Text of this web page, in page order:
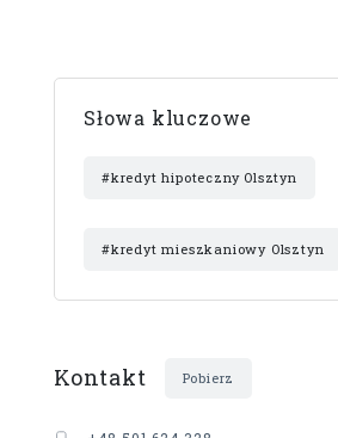
Słowa kluczowe
#kredyt hipoteczny Olsztyn
#kredyt mieszkaniowy Olsztyn
Kontakt Pobierz